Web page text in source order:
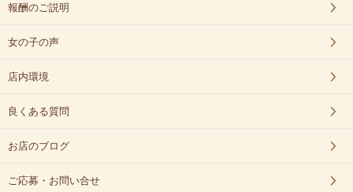
報酬のご説明
女の子の声
店内環境
良くある質問
お店のブログ
ご応募・お問い合せ